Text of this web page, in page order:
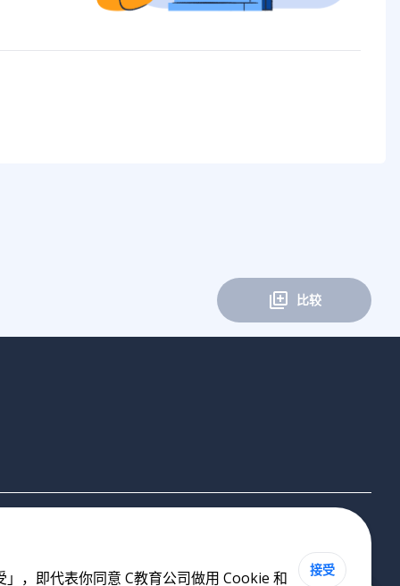
比较
，即代表你同意 C教育公司做用 Cookie 和 接受